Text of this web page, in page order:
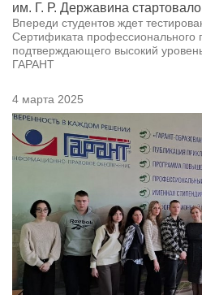
им. Г. Р. Державина
Впереди студентов ждет
Сертификата профессионального
подтверждающего высокий
ГАРАНТ
4 марта 2025